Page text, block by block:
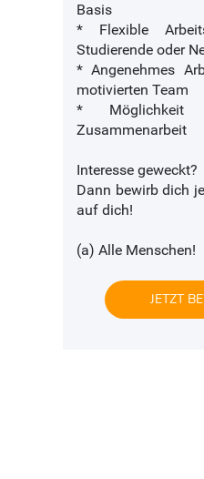
Basis
* Flexible
Studierende oder
* Angenehmes
motivierten Team
* Möglichkeit
Zusammenarbeit
Interesse geweckt?
Dann bewirb dich
auf dich!
(a) Alle Menschen!
JETZT